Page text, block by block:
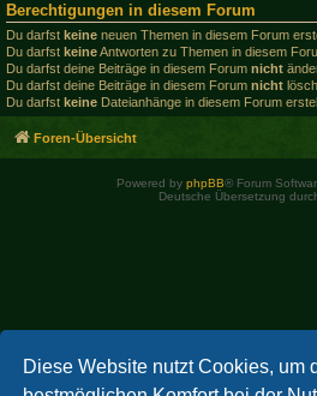
Diese Website nutzt Cookies, um
Berechtigungen in diesem Forum
Du darfst keine neuen Themen in diesem Forum
Du darfst keineAntworten zu Themen in diesem
Du darfst deine Beiträge in diesem Forum nicht
Du darfst deine Beiträge in diesem Forum nicht
Du darfst keine Dateianhänge in diesem Forum
Foren-Übersicht
Powered by phpBB® Forum
Deutsche Übersetzung